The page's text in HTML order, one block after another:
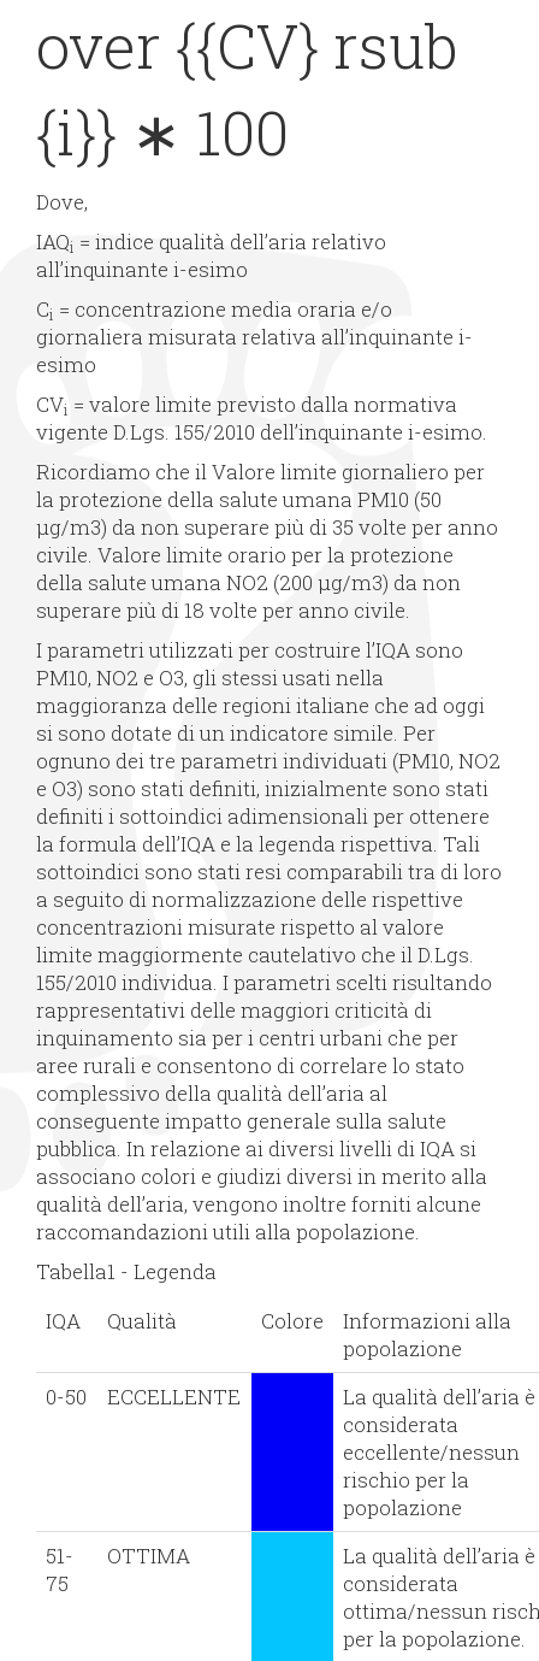
over {{CV} rsub
{i}} ∗ 100
Dove,
IAQi = indice qualità dell’aria relativo
all’inquinante i-esimo
Ci = concentrazione media oraria e/o
giornaliera misurata relativa all’inquinante i-
esimo
CVi = valore limite previsto dalla normativa
vigente D.Lgs. 155/2010 dell’inquinante i-esimo.
Ricordiamo che il Valore limite giornaliero per
la protezione della salute umana PM10 (50
μg/m3) da non superare più di 35 volte per anno
civile. Valore limite orario per la protezione
della salute umana NO2 (200 μg/m3) da non
superare più di 18 volte per anno civile.
I parametri utilizzati per costruire l’IQA sono
PM10, NO2 e O3, gli stessi usati nella
maggioranza delle regioni italiane che ad oggi
si sono dotate di un indicatore simile. Per
ognuno dei tre parametri individuati (PM10, NO2
e O3) sono stati definiti, inizialmente sono stati
definiti i sottoindici adimensionali per ottenere
la formula dell’IQA e la legenda rispettiva. Tali
sottoindici sono stati resi comparabili tra di loro
a seguito di normalizzazione delle rispettive
concentrazioni misurate rispetto al valore
limite maggiormente cautelativo che il D.Lgs.
155/2010 individua. I parametri scelti risultando
rappresentativi delle maggiori criticità di
inquinamento sia per i centri urbani che per
aree rurali e consentono di correlare lo stato
complessivo della qualità dell’aria al
conseguente impatto generale sulla salute
pubblica. In relazione ai diversi livelli di IQA si
associano colori e giudizi diversi in merito alla
qualità dell’aria, vengono inoltre forniti alcune
raccomandazioni utili alla popolazione.
Tabella1 - Legenda
IQA
Qualità Colore
Informazioni alla
popolazione
0-50
ECCELLENTE
La qualità dell’aria è
considerata
eccellente/nessun
rischio per la
popolazione
51-
75
OTTIMA
La qualità dell’aria è
considerata
ottima/nessun
per la popolazione.